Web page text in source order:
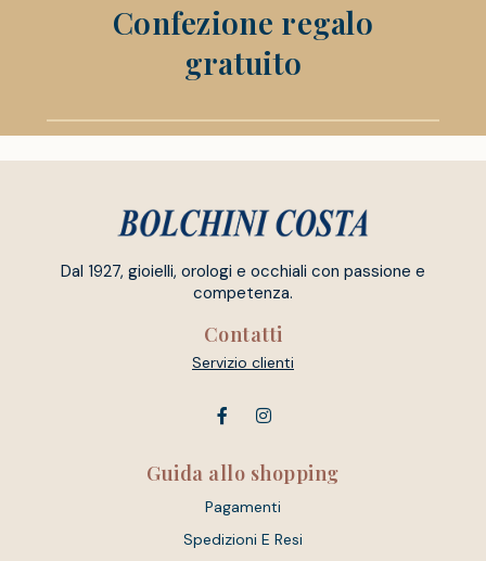
Confezione regalo
gratuito
Dal 1927, gioielli, orologi e occhiali con passione e
competenza.
Contatti
Servizio clienti
Guida allo shopping
Pagamenti
Spedizioni E Resi